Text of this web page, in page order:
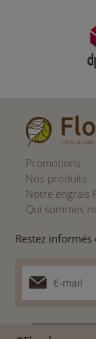
Promotions
Nos produits
Notre engrais
Qui sommes
Restez